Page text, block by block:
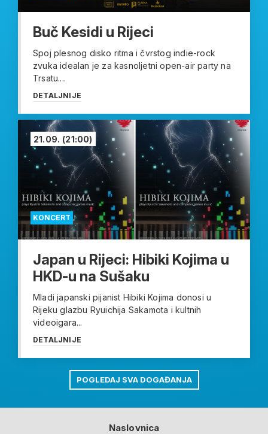
Buč Kesidi u Rijeci
Spoj plesnog disko ritma i čvrstog indie-rock
zvuka idealan je za kasnoljetni open-air party na
Trsatu....
DETALJNIJE
KONCERT
21.09. (21:00)
Japan u Rijeci: Hibiki Kojima u
HKD-u na Sušaku
Mladi japanski pijanist Hibiki Kojima donosi u
Rijeku glazbu Ryuichija Sakamota i kultnih
videoigara...
DETALJNIJE
POGLEDAJ SVA DOGAĐANJA
Naslovnica